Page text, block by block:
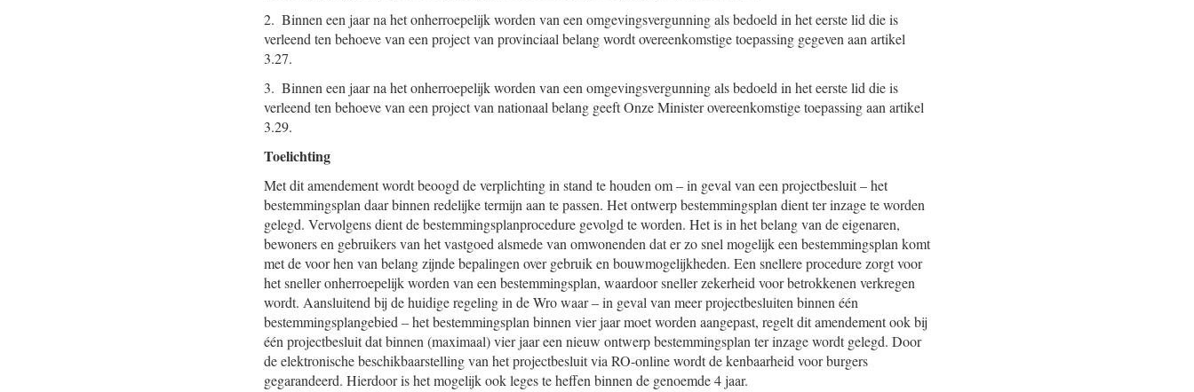
2. Binnen een jaar na het onherroepelijk worden van een omgevingsvergunning als bedoeld in het eerste lid die is
verleend ten behoeve van een project van provinciaal belang wordt overeenkomstige toepassing gegeven aan artikel
3.27.
3. Binnen een jaar na het onherroepelijk worden van een omgevingsvergunning als bedoeld in het eerste lid die is
verleend ten behoeve van een project van nationaal belang geeft Onze Minister overeenkomstige toepassing aan artikel
3.29.
Toelichting
Met dit amendement wordt beoogd de verplichting in stand te houden om – in geval van een projectbesluit – het
bestemmingsplan daar binnen redelijke termijn aan te passen. Het ontwerp bestemmingsplan dient ter inzage te worden
gelegd. Vervolgens dient de bestemmingsplanprocedure gevolgd te worden. Het is in het belang van de eigenaren,
bewoners en gebruikers van het vastgoed alsmede van omwonenden dat er zo snel mogelijk een bestemmingsplan komt
met de voor hen van belang zijnde bepalingen over gebruik en bouwmogelijkheden. Een snellere procedure zorgt voor
het sneller onherroepelijk worden van een bestemmingsplan, waardoor sneller zekerheid voor betrokkenen verkregen
wordt. Aansluitend bij de huidige regeling in de Wro waar – in geval van meer projectbesluiten binnen één
bestemmingsplangebied – het bestemmingsplan binnen vier jaar moet worden aangepast, regelt dit amendement ook bij
één projectbesluit dat binnen (maximaal) vier jaar een nieuw ontwerp bestemmingsplan ter inzage wordt gelegd. Door
de elektronische beschikbaarstelling van het projectbesluit via RO-online wordt de kenbaarheid voor burgers
gegarandeerd. Hierdoor is het mogelijk ook leges te heffen binnen de genoemde 4 jaar.